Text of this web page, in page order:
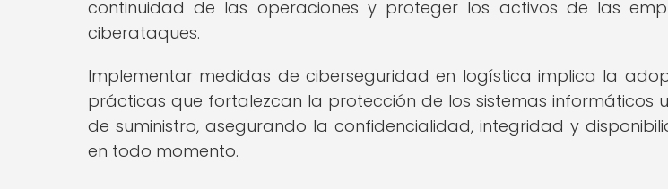
continuidad de las operaciones y proteger los activos de las
ciberataques.
Implementar medidas de ciberseguridad en logística implica la
prácticas que fortalezcan la protección de los sistemas informáticos
de suministro, asegurando la confidencialidad, integridad y
en todo momento.